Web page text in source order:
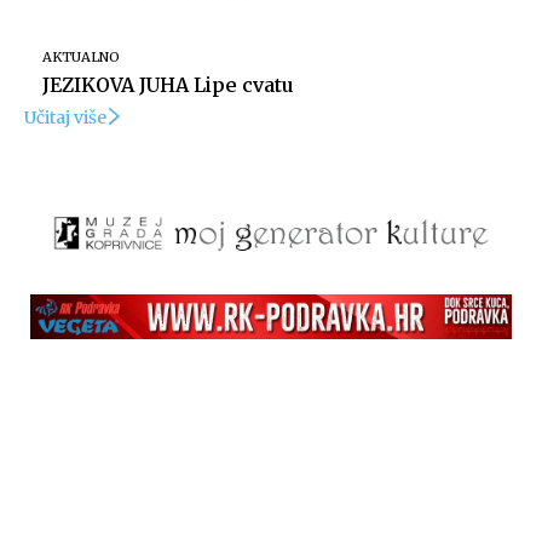
AKTUALNO
JEZIKOVA JUHA Lipe cvatu
Učitaj više